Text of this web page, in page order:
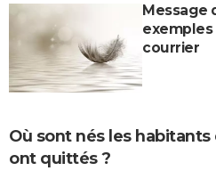
Message
courrier
Où sont nés les
ont quittés ?